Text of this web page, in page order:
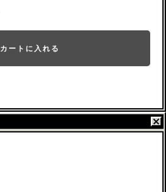
カートに入れる